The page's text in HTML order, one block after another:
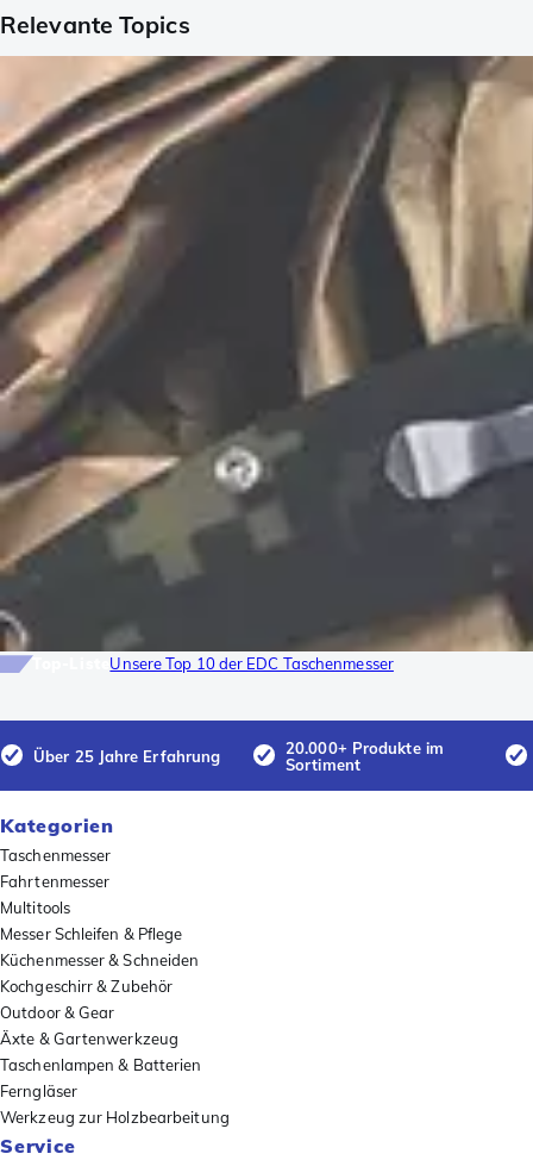
Relevante Topics
Unsere Top 10 der EDC Taschenmesser
Über 25 Jahre Erfahrung
20.000+ Produkte im
Sortiment
Kategorien
Taschenmesser
Fahrtenmesser
Multitools
Messer Schleifen & Pflege
Küchenmesser & Schneiden
Kochgeschirr & Zubehör
Outdoor & Gear
Äxte & Gartenwerkzeug
Taschenlampen & Batterien
Ferngläser
Werkzeug zur Holzbearbeitung
Service